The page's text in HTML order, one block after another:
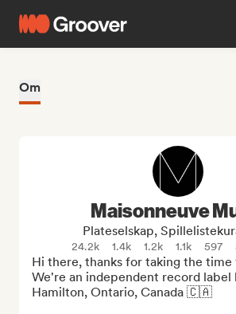
Om
Maisonneuve
Plateselskap,
24.2k 1.4k 1.2k 1.1k 597
Hi there, thanks for taking the time
We're an independent record label
Hamilton, Ontario, Canada 🇨🇦